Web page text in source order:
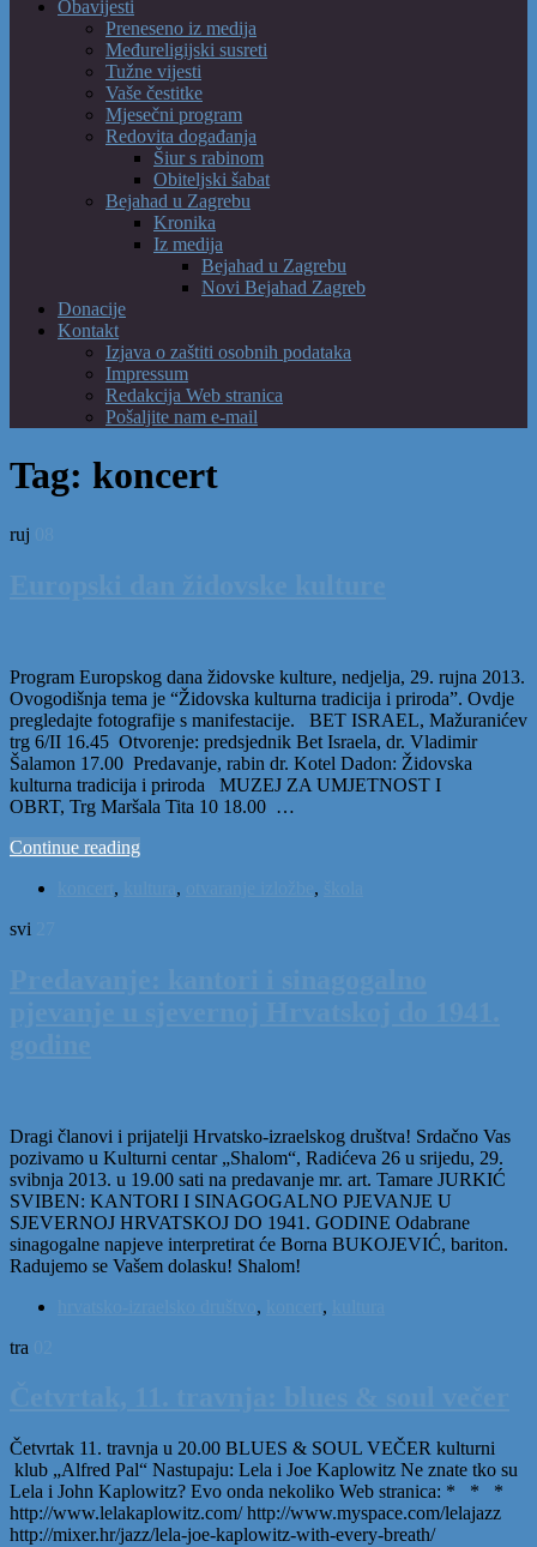
Obavijesti
Preneseno iz medija
Međureligijski susreti
Tužne vijesti
Vaše čestitke
Mjesečni program
Redovita događanja
Šiur s rabinom
Obiteljski šabat
Bejahad u Zagrebu
Kronika
Iz medija
Bejahad u Zagrebu
Novi Bejahad Zagreb
Donacije
Kontakt
Izjava o zaštiti osobnih podataka
Impressum
Redakcija Web stranica
Pošaljite nam e-mail
Tag: koncert
ruj
Program Europskog dana židovske kulture, nedjelja, 29. rujna 2013.
Ovogodišnja tema je “Židovska kulturna tradicija i priroda”. Ovdje
pregledajte fotografije s manifestacije. BET ISRAEL, Mažuranićev
trg 6/II 16.45 Otvorenje: predsjednik Bet Israela, dr. Vladimir
Šalamon 17.00 Predavanje, rabin dr. Kotel Dadon: Židovska
kulturna tradicija i priroda MUZEJ ZA UMJETNOST I
OBRT, Trg Maršala Tita 10 18.00 …
Continue reading
, , ,
svi
Dragi članovi i prijatelji Hrvatsko-izraelskog društva! Srdačno Vas
pozivamo u Kulturni centar „Shalom“, Radićeva 26 u srijedu, 29.
svibnja 2013. u 19.00 sati na predavanje mr. art. Tamare JURKIĆ
SVIBEN: KANTORI I SINAGOGALNO PJEVANJE U
SJEVERNOJ HRVATSKOJ DO 1941. GODINE Odabrane
sinagogalne napjeve interpretirat će Borna BUKOJEVIĆ, bariton.
Radujemo se Vašem dolasku! Shalom!
, ,
tra
Četvrtak 11. travnja u 20.00 BLUES & SOUL VEČER kulturni
klub „Alfred Pal“ Nastupaju: Lela i Joe Kaplowitz Ne znate tko su
Lela i John Kaplowitz? Evo onda nekoliko Web stranica: * * *
http://www.lelakaplowitz.com/ http://www.myspace.com/lelajazz
http://mixer.hr/jazz/lela-joe-kaplowitz-with-every-breath/